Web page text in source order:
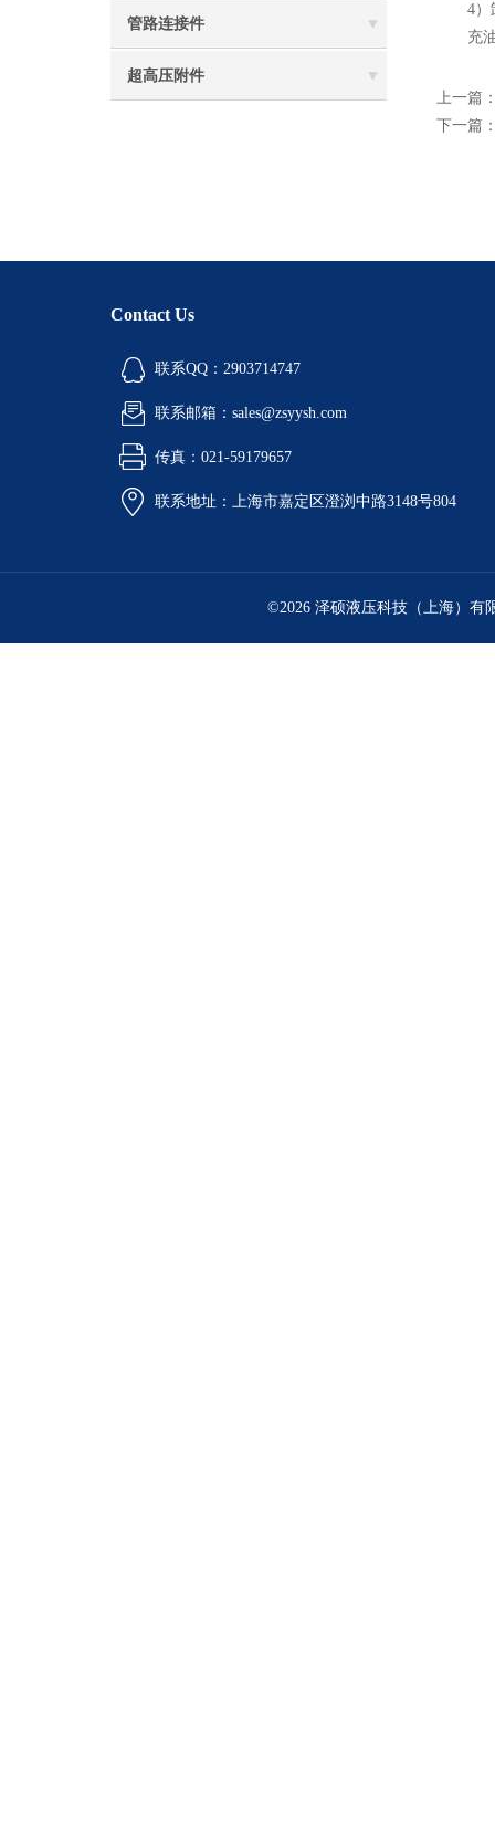
管路连接件
超高压附件
4）卸
充油
上一篇
下一篇
Contact Us
联系QQ：2903714747
联系邮箱：sales@zsyysh.com
传真：021-59179657
联系地址：上海市嘉定区澄浏中路3148号804
©2026 泽硕液压科技（上海）有